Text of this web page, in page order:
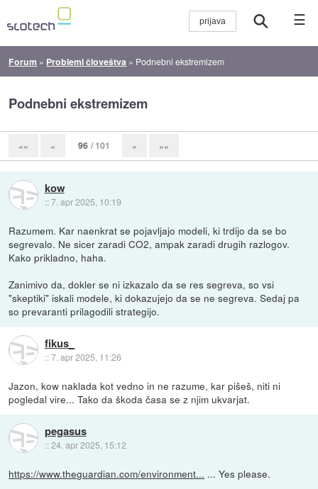
☰
Forum » Problemi človeštva » Podnebni ekstremizem
Podnebni ekstremizem
«« « 96 / 101 » »»
kow
::7. apr 2025, 10:19
Razumem. Kar naenkrat se pojavljajo modeli, ki trdijo da se bo
segrevalo. Ne sicer zaradi CO2, ampak zaradi drugih razlogov.
Kako prikladno, haha.
Zanimivo da, dokler se ni izkazalo da se res segreva, so vsi
"skeptiki" iskali modele, ki dokazujejo da se ne segreva. Sedaj pa
so prevaranti prilagodili strategijo.
fikus_
::7. apr 2025, 11:26
Jazon, kow naklada kot vedno in ne razume, kar pišeš, niti ni
pogledal vire... Tako da škoda časa se z njim ukvarjat.
pegasus
::24. apr 2025, 15:12
https://www.theguardian.com/environment... ... Yes please.